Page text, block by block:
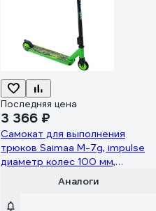
Последняя цена
3 366 ₽
Самокат для выполнения
трюков Saimaa M-7g, impulse
диаметр колес 100 мм,
зеленый IMPULSE M-
Аналоги